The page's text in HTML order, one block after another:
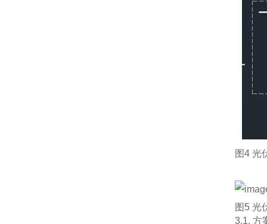
图4 光
图5 光
3.1. 方